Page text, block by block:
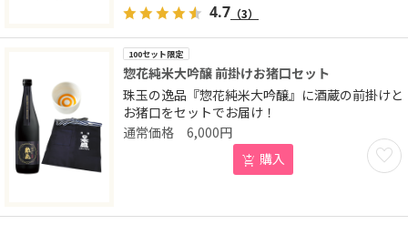
4.7 （3）
100セット限定
惣花純米大吟醸 前掛けお猪口セット
珠玉の逸品『惣花純米大吟醸』に酒蔵の前掛けと
お猪口をセットでお届け！
お気
6,000円
購入